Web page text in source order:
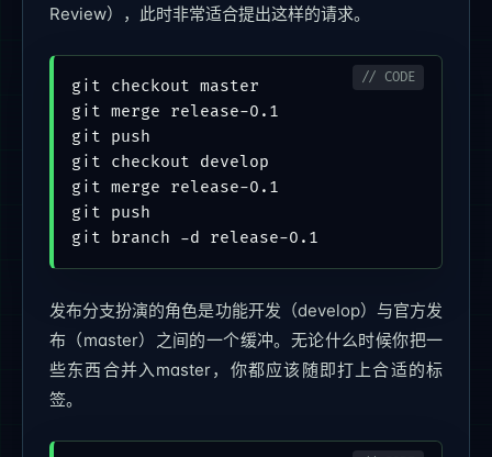
Review），此时非常适合提出这样的请求。
git checkout master
git merge release-0.1
git push
git checkout develop
git merge release-0.1
git push
发布分支扮演的角色是功能开发（develop）与官方发
布（master）之间的一个缓冲。无论什么时候你把一
些东西合并入master，你都应该随即打上合适的标
签。